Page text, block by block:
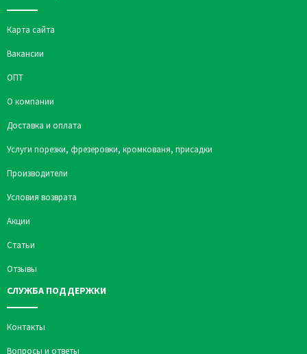
Карта сайта
Вакансии
ОПТ
О компании
Доставка и оплата
Услуги порезки, фрезеровки, кромкованя, присадки
Производители
Условия возврата
Акции
Статьи
Отзывы
СЛУЖБА ПОДДЕРЖКИ
Контакты
Вопросы и ответы